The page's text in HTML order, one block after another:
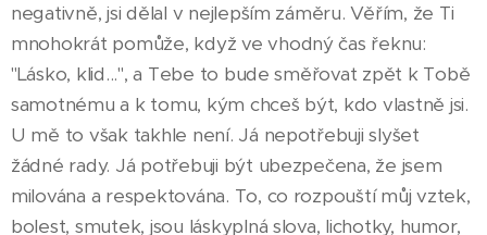
negativně, jsi dělal v nejlepším záměru. Věřím, že Ti
mnohokrát pomůže, když ve vhodný čas řeknu:
"Lásko, klid...", a Tebe to bude směřovat zpět k Tobě
samotnému a k tomu, kým chceš být, kdo vlastně jsi.
U mě to však takhle není. Já nepotřebuji slyšet
žádné rady. Já potřebuji být ubezpečena, že jsem
milována a respektována. To, co rozpouští můj vztek,
bolest, smutek, jsou láskyplná slova, lichotky, humor,